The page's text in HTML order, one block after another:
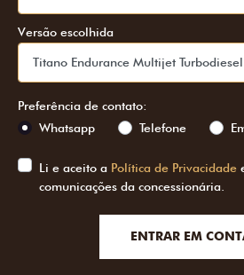
Versão escolhida
Preferência de contato:
Whatsapp
Telefone
Li e aceito a Política de Privacidade
comunicações da concessionária.
ENTRAR EM